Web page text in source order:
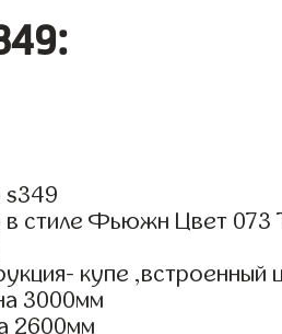
стиле Фьюжн Цвет 073
купе
3000мм
2600мм